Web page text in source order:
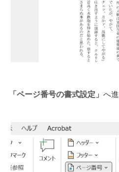
「ページ番号の書式設定」 へ